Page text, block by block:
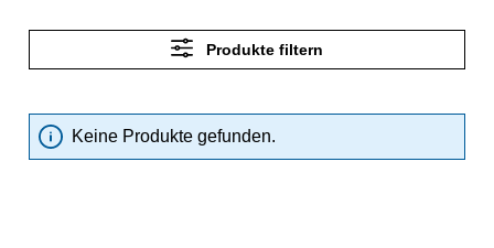
Produkte filtern
Keine Produkte gefunden.